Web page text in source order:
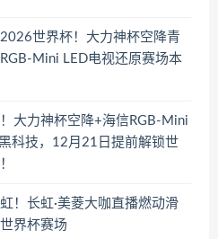
世界杯！大力神杯空降青
Mini LED电视还原赛场本
大力神杯空降+海信RGB-Mini
科技，12月21日提前解锁世
！长虹·美菱大咖直播燃动滑
界杯赛场